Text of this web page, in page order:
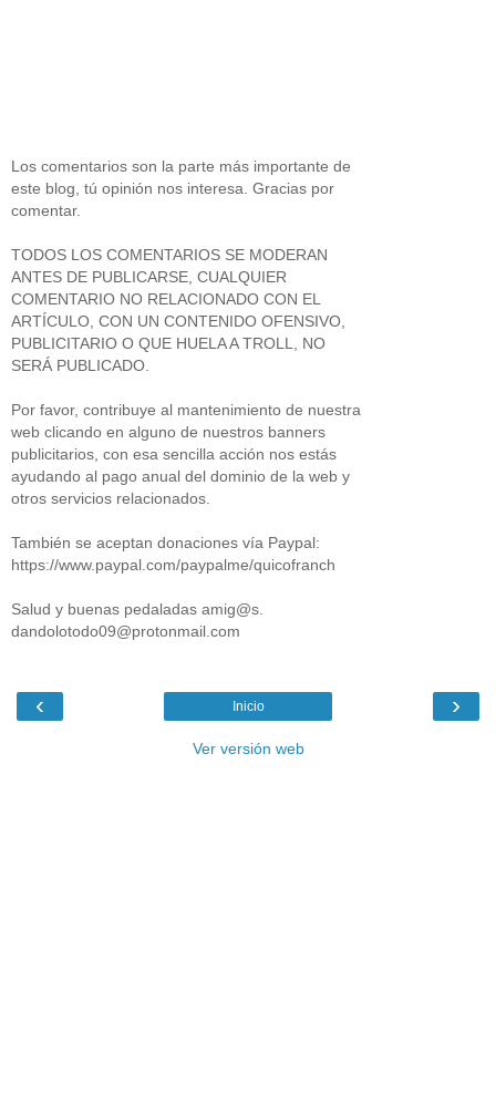
Los comentarios son la parte más importante de
este blog, tú opinión nos interesa. Gracias por
comentar.
TODOS LOS COMENTARIOS SE MODERAN
ANTES DE PUBLICARSE, CUALQUIER
COMENTARIO NO RELACIONADO CON EL
ARTÍCULO, CON UN CONTENIDO OFENSIVO,
PUBLICITARIO O QUE HUELA A TROLL, NO
SERÁ PUBLICADO.
Por favor, contribuye al mantenimiento de nuestra
web clicando en alguno de nuestros banners
publicitarios, con esa sencilla acción nos estás
ayudando al pago anual del dominio de la web y
otros servicios relacionados.
También se aceptan donaciones vía Paypal:
https://www.paypal.com/paypalme/quicofranch
Salud y buenas pedaladas amig@s.
dandolotodo09@protonmail.com
‹ ›
Inicio
Ver versión web